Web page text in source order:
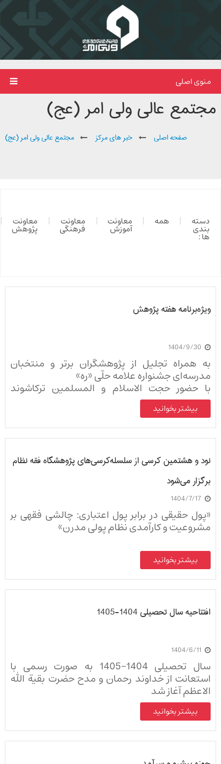
منوی اصلی
مجتمع عالی ولی امر (عج)
صفحه اصلی خبر های مرکز مجتمع عالی ولی امر (عج)
دسته
بندی
ها :
همه معاونت
آموزش
معاونت
فرهنگی
معاونت
پژوهش
ویژه‌برنامه هفته پژوهش
1404/9/30
به همراه تجلیل از پژوهشگران برتر و منتخبان
مدرسه‌ای جشنواره علامه حلّی «ره»
با حضور حجت الاسلام و المسلمین ترکاشوند
(معاونت پژوهش حوزه علمیه قم) برگزار شد
بیشتر بخوانید
نود و هشتمین کرسی از سلسله‌کرسی‌های پژوهشگاه فقه نظام
برگزار می‌شود
1404/7/17
«پول حقیقی در برابر پول اعتباری: چالشی فقهی بر
مشروعیت و کارآمدی نظام پولی مدرن»
بیشتر بخوانید
افتتاحیه سال تحصیلی 1404-1405
1404/6/11
سال تحصیلی 1404-1405 به صورت رسمی با
استعانت از خداوند رحمان و مدح حضرت بقیة الله
الاعظم آغاز شد
بیشتر بخوانید